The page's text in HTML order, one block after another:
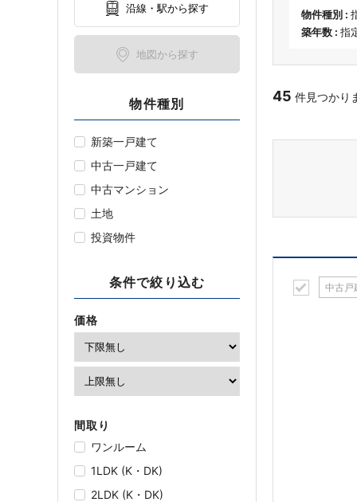
沿線・駅から探す
地図から探す
物件種別
新築一戸建て
中古一戸建て
中古マンション
土地
投資物件
条件で絞り込む
価格
間取り
ワンルーム
1LDK (K・DK)
2LDK (K・DK)
物件種別 :
築年数 : 指
45 件見つかり
中古戸